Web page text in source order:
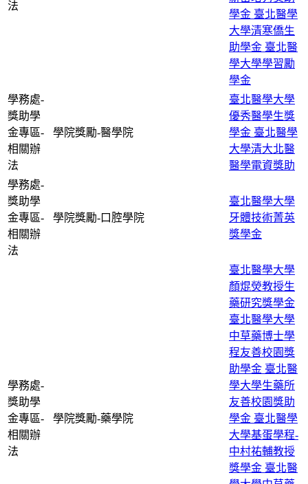
法
學金 臺北醫學
大學清寒僑生
助學金 臺北醫
學大學學習勵
學金
學務處-
獎助學
金專區-
相關辦
法
學院獎勵-醫學院
臺北醫學大學
優秀醫學生獎
學金 臺北醫學
大學清大北醫
醫學電資獎助
學務處-
獎助學
金專區-
相關辦
法
學院獎勵-口腔學院
臺北醫學大學
牙體技術菁英
獎學金
學務處-
獎助學
金專區-
相關辦
法
學院獎勵-藥學院
臺北醫學大學
顏焜熒教授生
藥研究獎學金
臺北醫學大學
中草藥博士學
程友善校園獎
助學金 臺北醫
學大學生藥所
友善校園獎助
學金 臺北醫學
大學基蛋學程-
中村祐輔教授
獎學金 臺北醫